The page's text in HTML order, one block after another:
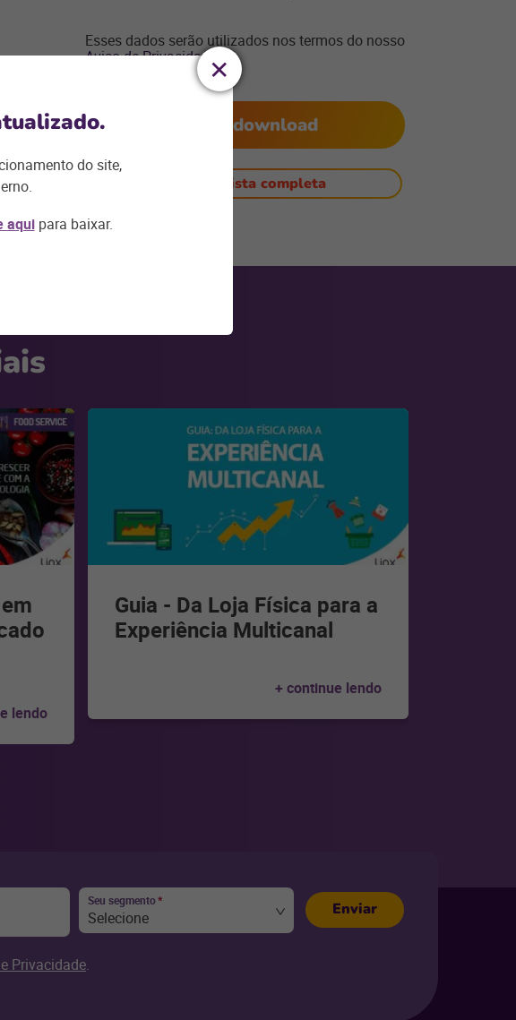
Esses dados serão utilizados nos termos do nosso
Aviso de Privacidade
Faça o download
Voltar à lista completa
lendo
Guia - Da Loja Física para a
Experiência Multicanal
+ continue lendo
do site,
aquipara baixar.
Seu segmento*
Selecione
Privacidade.
Enviar